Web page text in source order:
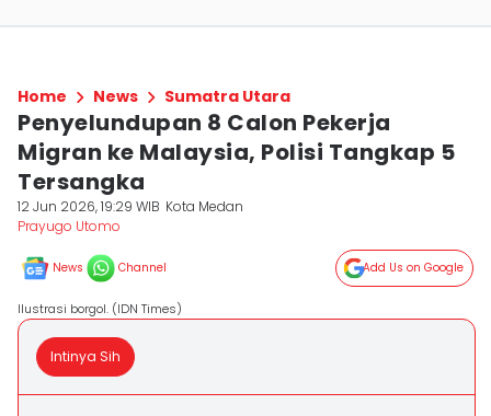
Home News Sumatra Utara
Penyelundupan 8 Calon Pekerja
Migran ke Malaysia, Polisi Tangkap 5
Tersangka
12 Jun 2026, 19:29 WIB Kota Medan
Prayugo Utomo
News Channel Add Us on Google
Ilustrasi borgol. (IDN Times)
Intinya Sih